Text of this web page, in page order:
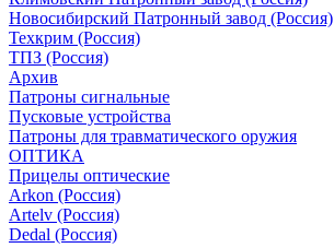
Новосибирский Патронный завод (Россия)
Техкрим (Россия)
ТПЗ (Россия)
Архив
Патроны сигнальные
Пусковые устройства
Патроны для травматического оружия
ОПТИКА
Прицелы оптические
Arkon (Россия)
Artelv (Россия)
Dedal (Россия)